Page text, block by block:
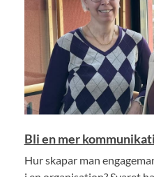
Bli en mer
Hur skapar man